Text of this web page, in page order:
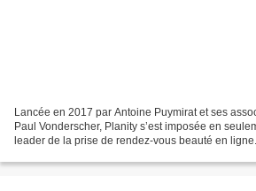
Lancée en 2017 par Antoine Puymirat et ses
Paul Vonderscher, Planity s’est imposée en
leader de la prise de rendez-vous beauté en